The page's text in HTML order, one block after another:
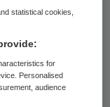
Lochem
zijn een
De
meer mee
statistical cookies,
for
Personalised
audience